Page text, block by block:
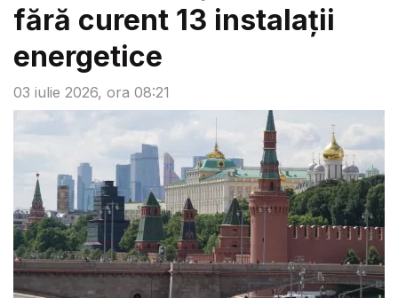
03 iulie 2026, ora 08:21
fără curent 13 instalații
energetice